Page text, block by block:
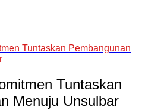
Tuntaskan Pembangunan
Tuntaskan
Menuju Unsulbar